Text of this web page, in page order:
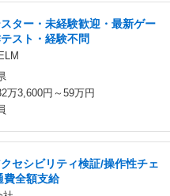
ター・未経験歓迎・最新ゲー
スト・経験不問
万3,600円～59万円
セシビリティ検証/操作性チェ
費全額支給